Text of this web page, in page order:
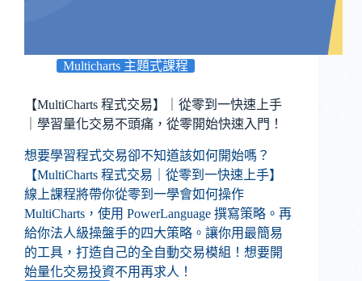
Multicharts 主題式課程
【MultiCharts 程式交易】｜從零到一快速上手
｜學習量化交易不頭痛，從零開始快速入門！
想要學習程式交易卻不知道該如何開始嗎？
【MultiCharts 程式交易｜從零到一快速上手】
線上課程將帶你從零到一學會如何操作
MultiCharts，使用 PowerLanguage 撰寫策略。再
給你法人級操盤手的四大策略。讓你用最簡易
的工具，打造自己的全自動交易模組！想要開
始量化交易投資不用再求人！